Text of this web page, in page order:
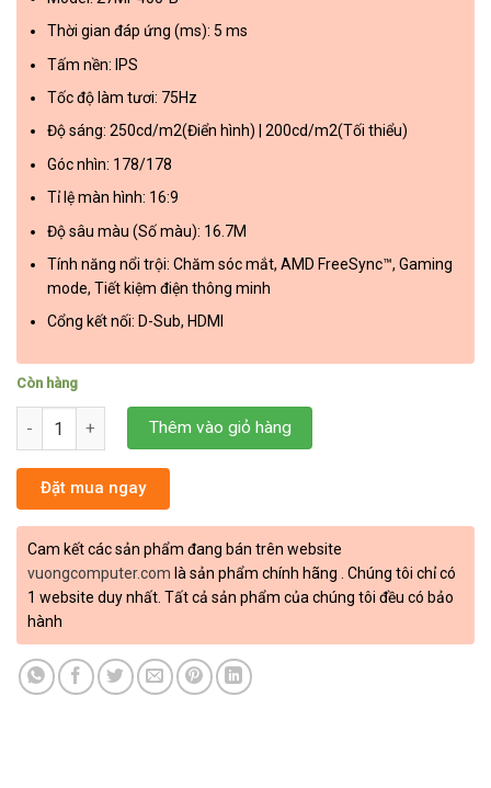
Thời gian đáp ứng (ms): 5 ms
Tấm nền: IPS
Tốc độ làm tươi: 75Hz
Độ sáng: 250cd/m2(Điển hình) | 200cd/m2(Tối thiểu)
Góc nhìn: 178/178
Tỉ lệ màn hình: 16:9
Độ sâu màu (Số màu): 16.7M
Tính năng nổi trội: Chăm sóc mắt, AMD FreeSync™, Gaming
mode, Tiết kiệm điện thông minh
Cổng kết nối: D-Sub, HDMI
Còn hàng
Màn hình LCD LG 27MP400-B FHD IPS 75Hz số lượng
Thêm vào giỏ hàng
Đặt mua ngay
Cam kết các sản phẩm đang bán trên website
vuongcomputer.com là sản phẩm chính hãng . Chúng tôi chỉ có
1 website duy nhất. Tất cả sản phẩm của chúng tôi đều có bảo
hành